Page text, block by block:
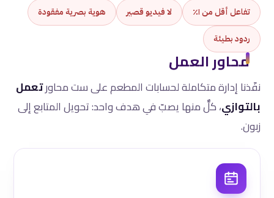
تفاعل أقل من ١٪ لا فيديو قصير هوية بصرية مفقودة
ردود بطيئة
محاور العمل
نفّذنا إدارة متكاملة لحسابات المطعم على ست محاورتعمل
بالتوازي، كلٌّ منها يصبّ في هدف واحد: تحويل المتابع إلى
زبون.